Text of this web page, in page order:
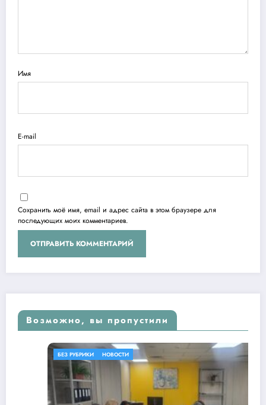
Имя
E-mail
Сохранить моё имя, email и адрес сайта в этом браузере для
последующих моих комментариев.
Возможно, вы пропустили
БЕЗ РУБРИКИ НОВОСТИ